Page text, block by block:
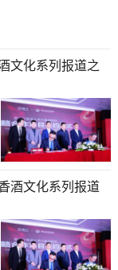
文化系列报道之
酒文化系列报道